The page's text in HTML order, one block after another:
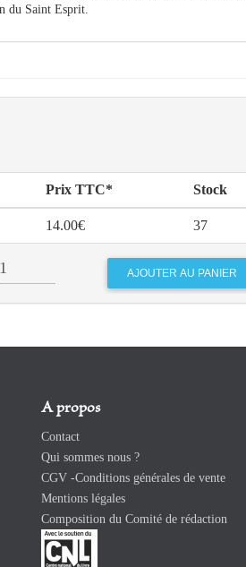
du Saint Esprit.
Prix TTC* Stock
14.00€ 37
A propos
Contact
Qui sommes nous ?
CGV -Conditions générales de vente
Mentions légales
Composition du Comité de rédaction